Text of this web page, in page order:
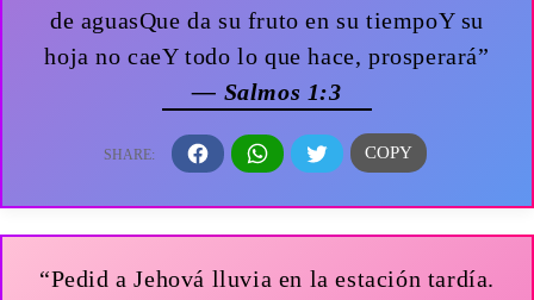
de aguasQue da su fruto en su tiempoY su
hoja no caeY todo lo que hace, prosperará”
— Salmos 1:3
“Pedid a Jehová lluvia en la estación tardía.